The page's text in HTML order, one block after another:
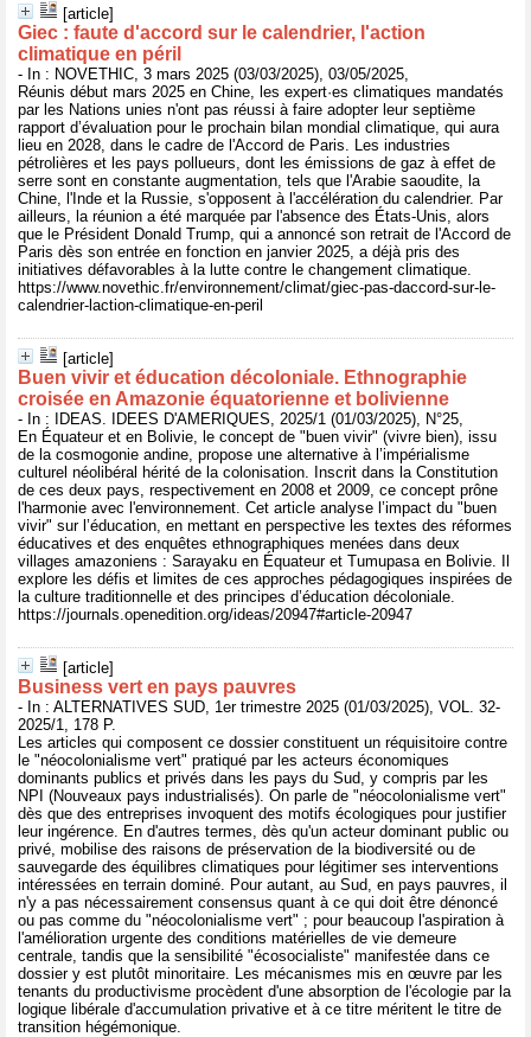
[article]
Giec : faute d'accord sur le calendrier, l'action
climatique en péril
- In : NOVETHIC, 3 mars 2025 (03/03/2025), 03/05/2025,
Réunis début mars 2025 en Chine, les expert·es climatiques mandatés
par les Nations unies n'ont pas réussi à faire adopter leur septième
rapport d’évaluation pour le prochain bilan mondial climatique, qui aura
lieu en 2028, dans le cadre de l'Accord de Paris. Les industries
pétrolières et les pays pollueurs, dont les émissions de gaz à effet de
serre sont en constante augmentation, tels que l'Arabie saoudite, la
Chine, l'Inde et la Russie, s'opposent à l'accélération du calendrier. Par
ailleurs, la réunion a été marquée par l'absence des États-Unis, alors
que le Président Donald Trump, qui a annoncé son retrait de l'Accord de
Paris dès son entrée en fonction en janvier 2025, a déjà pris des
initiatives défavorables à la lutte contre le changement climatique.
https://www.novethic.fr/environnement/climat/giec-pas-daccord-sur-le-
calendrier-laction-climatique-en-peril
[article]
Buen vivir et éducation décoloniale. Ethnographie
croisée en Amazonie équatorienne et bolivienne
- In : IDEAS. IDEES D'AMERIQUES, 2025/1 (01/03/2025), N°25,
En Équateur et en Bolivie, le concept de "buen vivir" (vivre bien), issu
de la cosmogonie andine, propose une alternative à l’impérialisme
culturel néolibéral hérité de la colonisation. Inscrit dans la Constitution
de ces deux pays, respectivement en 2008 et 2009, ce concept prône
l'harmonie avec l'environnement. Cet article analyse l’impact du "buen
vivir" sur l’éducation, en mettant en perspective les textes des réformes
éducatives et des enquêtes ethnographiques menées dans deux
villages amazoniens : Sarayaku en Équateur et Tumupasa en Bolivie. Il
explore les défis et limites de ces approches pédagogiques inspirées de
la culture traditionnelle et des principes d’éducation décoloniale.
https://journals.openedition.org/ideas/20947#article-20947
[article]
Business vert en pays pauvres
- In : ALTERNATIVES SUD, 1er trimestre 2025 (01/03/2025), VOL. 32-
2025/1, 178 P.
Les articles qui composent ce dossier constituent un réquisitoire contre
le "néocolonialisme vert" pratiqué par les acteurs économiques
dominants publics et privés dans les pays du Sud, y compris par les
NPI (Nouveaux pays industrialisés). On parle de "néocolonialisme vert"
dès que des entreprises invoquent des motifs écologiques pour justifier
leur ingérence. En d'autres termes, dès qu'un acteur dominant public ou
privé, mobilise des raisons de préservation de la biodiversité ou de
sauvegarde des équilibres climatiques pour légitimer ses interventions
intéressées en terrain dominé. Pour autant, au Sud, en pays pauvres, il
n'y a pas nécessairement consensus quant à ce qui doit être dénoncé
ou pas comme du "néocolonialisme vert" ; pour beaucoup l'aspiration à
l'amélioration urgente des conditions matérielles de vie demeure
centrale, tandis que la sensibilité "écosocialiste" manifestée dans ce
dossier y est plutôt minoritaire. Les mécanismes mis en œuvre par les
tenants du productivisme procèdent d'une absorption de l'écologie par la
logique libérale d'accumulation privative et à ce titre méritent le titre de
transition hégémonique.